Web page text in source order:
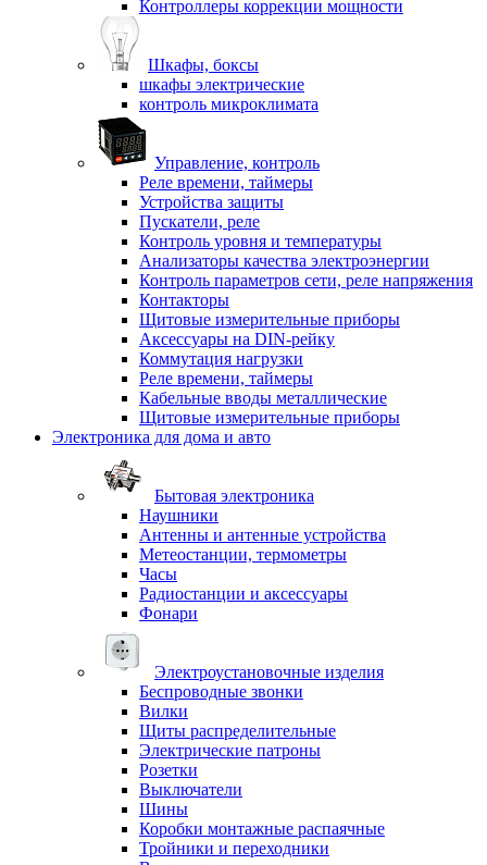
Контроллеры коррекции мощности
Шкафы, боксы
шкафы электрические
контроль микроклимата
Управление, контроль
Реле времени, таймеры
Устройства защиты
Пускатели, реле
Контроль уровня и температуры
Анализаторы качества электроэнергии
Контроль параметров сети, реле напряжения
Контакторы
Щитовые измерительные приборы
Аксессуары на DIN-рейку
Коммутация нагрузки
Реле времени, таймеры
Кабельные вводы металлические
Щитовые измерительные приборы
Электроника для дома и авто
Бытовая электроника
Наушники
Антенны и антенные устройства
Метеостанции, термометры
Часы
Радиостанции и аксессуары
Фонари
Электроустановочные изделия
Беспроводные звонки
Вилки
Щиты распределительные
Электрические патроны
Розетки
Выключатели
Шины
Коробки монтажные распаячные
Тройники и переходники